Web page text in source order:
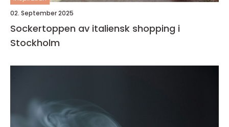
02. September 2025
Sockertoppen av italiensk shopping i
Stockholm